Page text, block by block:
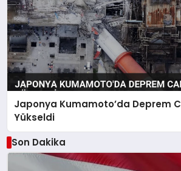
Japonya Kumamoto’da Deprem
Yükseldi
Son Dakika